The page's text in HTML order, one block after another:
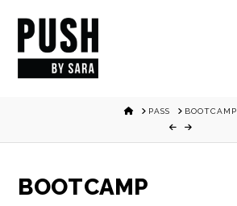
HOMEPASS BOOTCAMP
BOOTCAMP